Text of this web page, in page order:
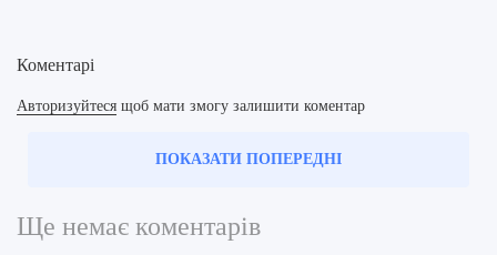
Коментарі
Авторизуйтеся щоб мати змогу залишити коментар
ПОКАЗАТИ ПОПЕРЕДНІ
Ще немає коментарів